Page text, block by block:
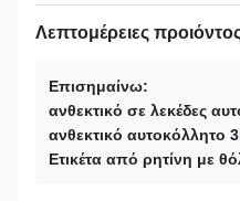
Λεπτομέρειες
Επισημαίνω:
ανθεκτικό σε λεκέδες
ανθεκτικό αυτοκόλλητο
Ετικέτα από ρητίνη με